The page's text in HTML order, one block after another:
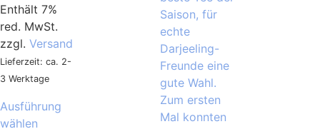
Enthält 7%
red. MwSt.
zzgl. Versand
Lieferzeit: ca. 2-
3 Werktage
Ausführung
wählen